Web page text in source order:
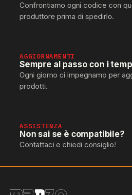
Confrontiamo ogni codice con
produttore prima di spedirlo.
AGGIORNAMENTI
Sempre al passo con i
Ogni giorno ci impegnamo per
prodotti.
ASSISTENZA
Non sai se è compatibile?
Contattaci e chiedi consiglio!